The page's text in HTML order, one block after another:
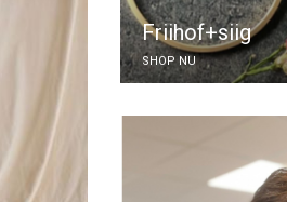
Friihof+siig
SHOP NU